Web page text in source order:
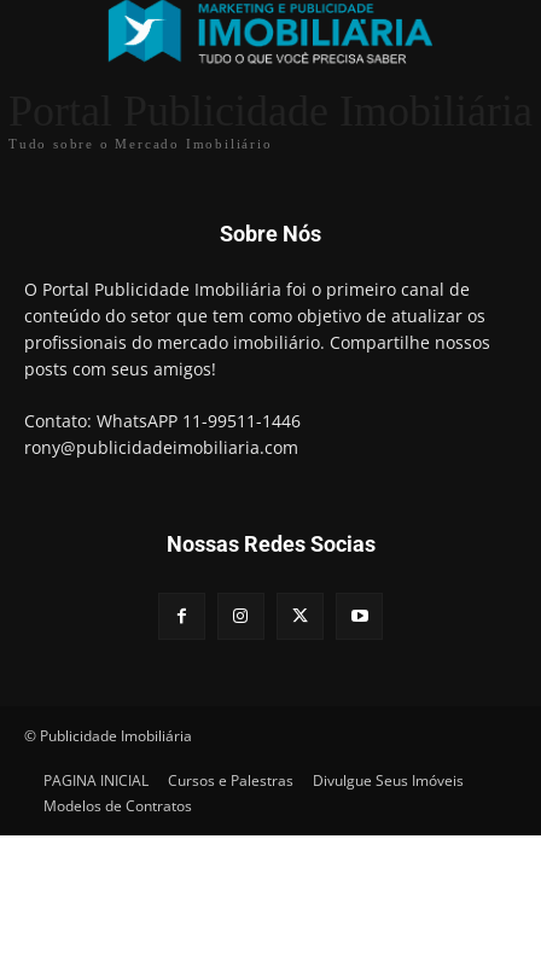
Tudo sobre o Mercado Imobiliário
Sobre Nós
O Portal Publicidade Imobiliária foi o primeiro canal de
conteúdo do setor que tem como objetivo de atualizar os
profissionais do mercado imobiliário. Compartilhe nossos
posts com seus amigos!
Contato: WhatsAPP 11-99511-1446
rony@publicidadeimobiliaria.com
Nossas Redes Socias
© Publicidade Imobiliária
PAGINA INICIAL Cursos e Palestras
Divulgue Seus Imóveis
Modelos de Contratos